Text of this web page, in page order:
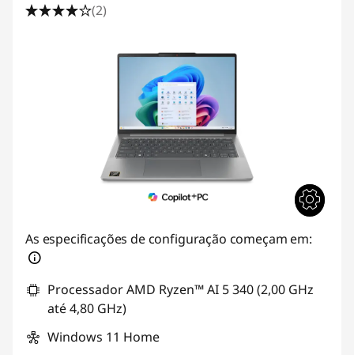
(2)
As especificações de configuração começam em:
Processador AMD Ryzen™ AI 5 340 (2,00 GHz
até 4,80 GHz)
Windows 11 Home